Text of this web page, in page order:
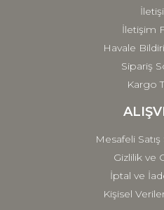
İletişim
Havale
Sipariş
Kargo
Mesafeli
Gizlilik ve
İptal ve
Kişisel